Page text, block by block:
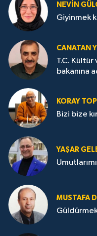
NEVİN
Giyinmek
CANATAN
T.C. Kültür
bakanına
KORAY
Bizi bize
YAŞAR
MUSTAFA